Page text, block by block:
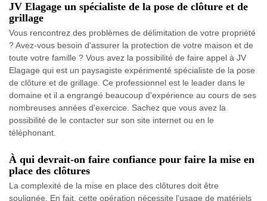
JV Elagage un spécialiste de la pose de clôture et de
grillage
Vous rencontrez des problèmes de délimitation de votre propriété
? Avez-vous besoin d'assurer la protection de votre maison et de
toute votre famille ? Vous avez la possibilité de faire appel à JV
Elagage qui est un paysagiste expérimenté spécialiste de la pose
de clôture et de grillage. Ce professionnel est le leader dans le
domaine et il a engrangé beaucoup d'expérience au cours de ses
nombreuses années d'exercice. Sachez que vous avez la
possibilité de le contacter sur son site internet ou en le
téléphonant.
À qui devrait-on faire confiance pour faire la mise en
place des clôtures
La complexité de la mise en place des clôtures doit être
soulignée. En fait, cette opération nécessite l'usage de matériels